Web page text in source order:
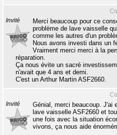
Invité
Merci beaucoup pour ce
problème de lave vaisselle
comme les autres d'un
Nous avons investi dans un
Vraiment merci merci à la
réparation.
Ça nous évite un sacré
n'avait que 4 ans et demi.
C'est un Arthur Martin ASF2660.
Invité
Génial, merci beaucoup. J'ai
lave vaisselle ASF2660 et
une fois avec la situation
vivons, ça nous aide